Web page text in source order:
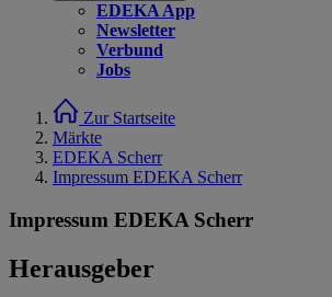
EDEKA App
Newsletter
Verbund
Jobs
Zur Startseite
Märkte
EDEKA Scherr
Impressum EDEKA Scherr
Impressum EDEKA Scherr
Herausgeber